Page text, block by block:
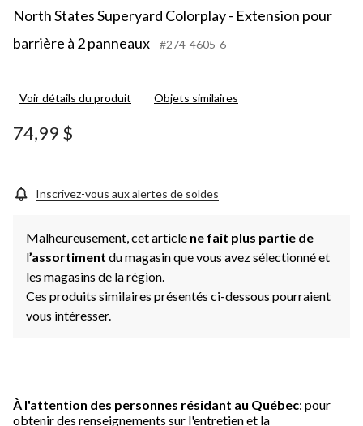
North States Superyard Colorplay - Extension pour
barrière à 2 panneaux
#274-4605-6
Voir détails du produit Objets similaires
74,99 $
Inscrivez-vous aux alertes de soldes
Malheureusement, cet article ne fait plus partie de
l’assortiment du magasin que vous avez sélectionné et
les magasins de la région.
Ces produits similaires présentés ci-dessous pourraient
vous intéresser.
À l'attention des personnes résidant au Québec: pour
obtenir des renseignements sur l'entretien et la